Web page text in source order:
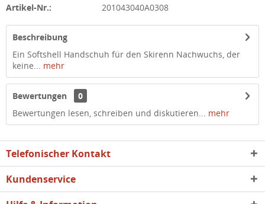
Artikel-Nr.: 201043040A0308
Beschreibung
Ein Softshell Handschuh für den Skirenn Nachwuchs, der
keine... mehr
Bewertungen
0
Bewertungen lesen, schreiben und diskutieren... mehr
Telefonischer Kontakt
Kundenservice